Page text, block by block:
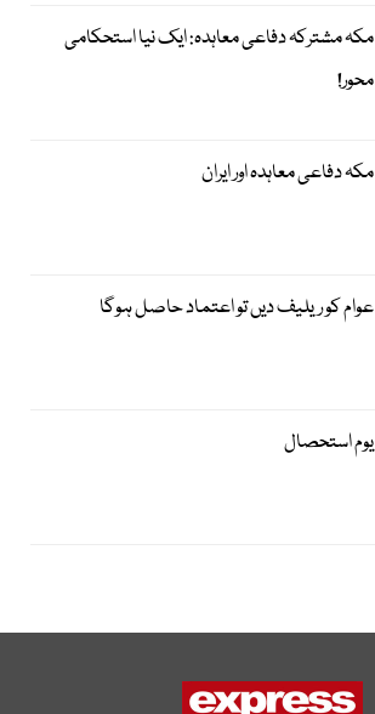
مکہ مشترکہ دفاعی معاہدہ: ایک نیا استحکامی
محور!
مکہ دفاعی معاہدہ اور ایران
عوام کو ریلیف دیں تو اعتماد حاصل ہوگا
یوم استحصال